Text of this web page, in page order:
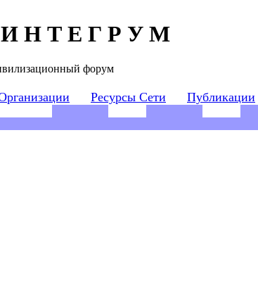
Н Т Е Г Р У М
форум
Ресурсы Сети Публикации